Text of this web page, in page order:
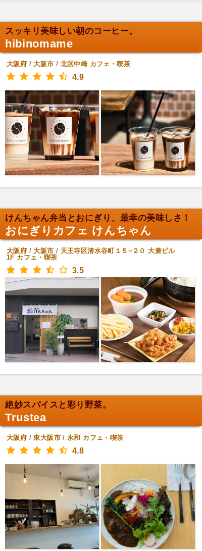
スッキリ美味しい朝のコーヒー。
hibinomame
大阪府 /大阪市 / 北区中崎 カフェ・喫茶
4.9
けんちゃん弁当とおにぎり、最幸の美味しさ！
おにぎりカフェ けんちゃん
大阪府 /大阪市 / 天王寺区清水谷町１５−２０ 大兼ビル
1F カフェ・喫茶
3.5
絶妙スパイスと彩り野菜。
Trustea
大阪府 /東大阪市/永和 カフェ・喫茶
4.8